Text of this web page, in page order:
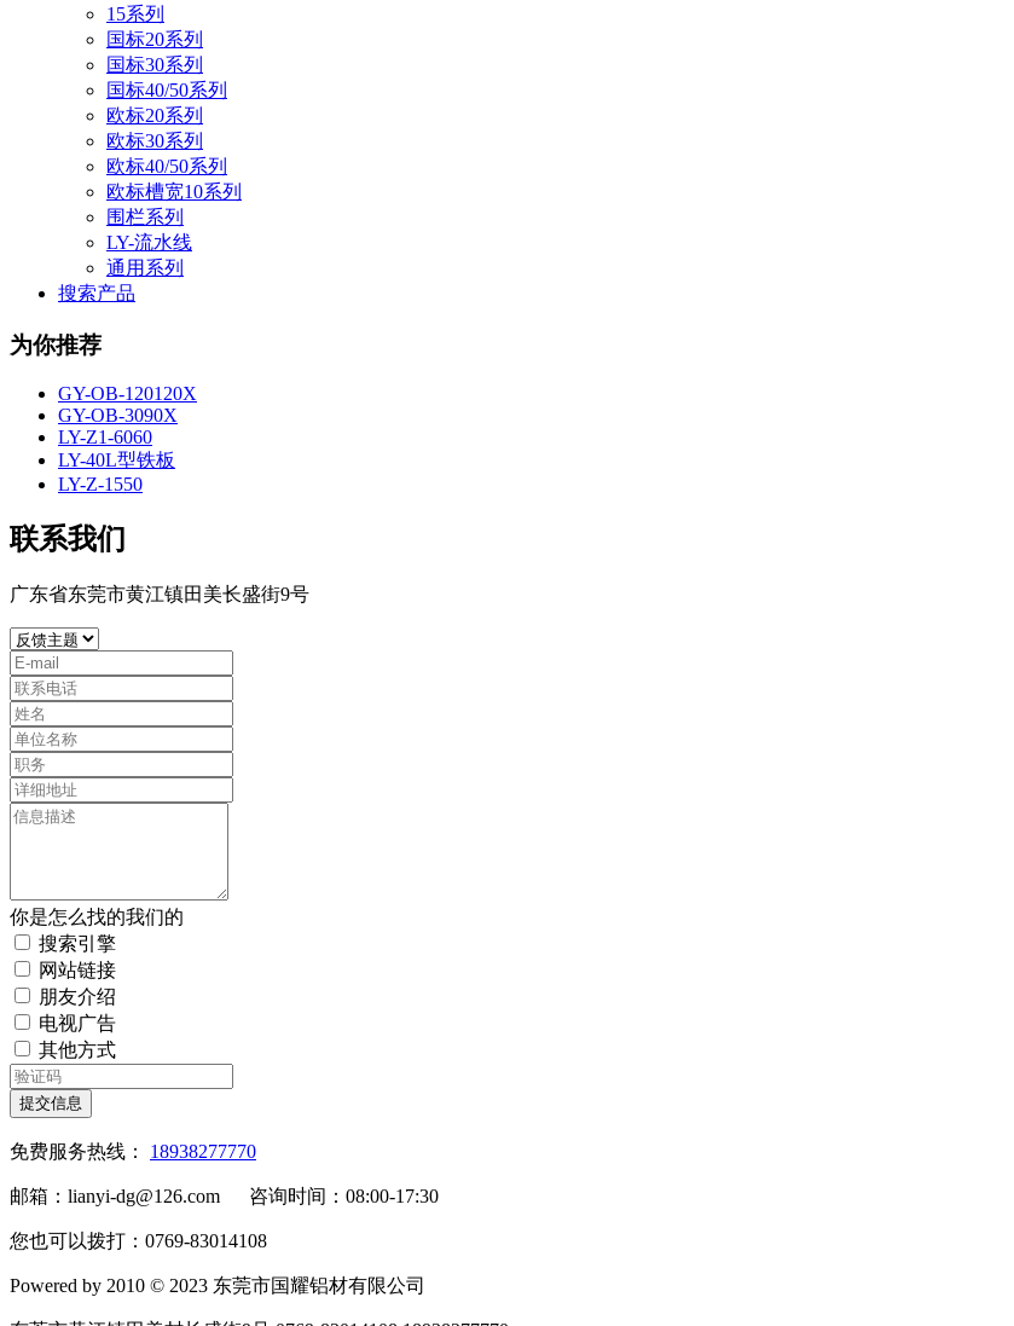
15系列
国标20系列
国标30系列
国标40/50系列
欧标20系列
欧标30系列
欧标40/50系列
欧标槽宽10系列
围栏系列
LY-流水线
通用系列
搜索产品
为你推荐
GY-OB-120120X
GY-OB-3090X
LY-Z1-6060
LY-40L型铁板
LY-Z-1550
联系我们
广东省东莞市黄江镇田美长盛街9号
你是怎么找的我们的
搜索引擎
网站链接
朋友介绍
电视广告
其他方式
提交信息
免费服务热线： 18938277770
邮箱：lianyi-dg@126.com 咨询时间：08:00-17:30
您也可以拨打：0769-83014108
Powered by 2010 © 2023 东莞市国耀铝材有限公司